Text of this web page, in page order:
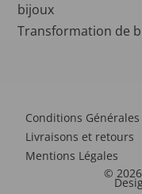
bijoux
Transformation de
Conditions
Livraisons et retours
Mentions Légales
©